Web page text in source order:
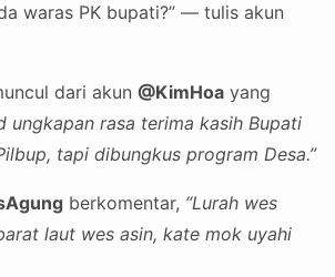
waras PK bupati?” — tulis akun
dari akun @KimHoa yang
ungkapan rasa terima kasih Bupati
tapi dibungkus program Desa.”
berkomentar, “Lurah wes
laut wes asin, kate mok uyahi